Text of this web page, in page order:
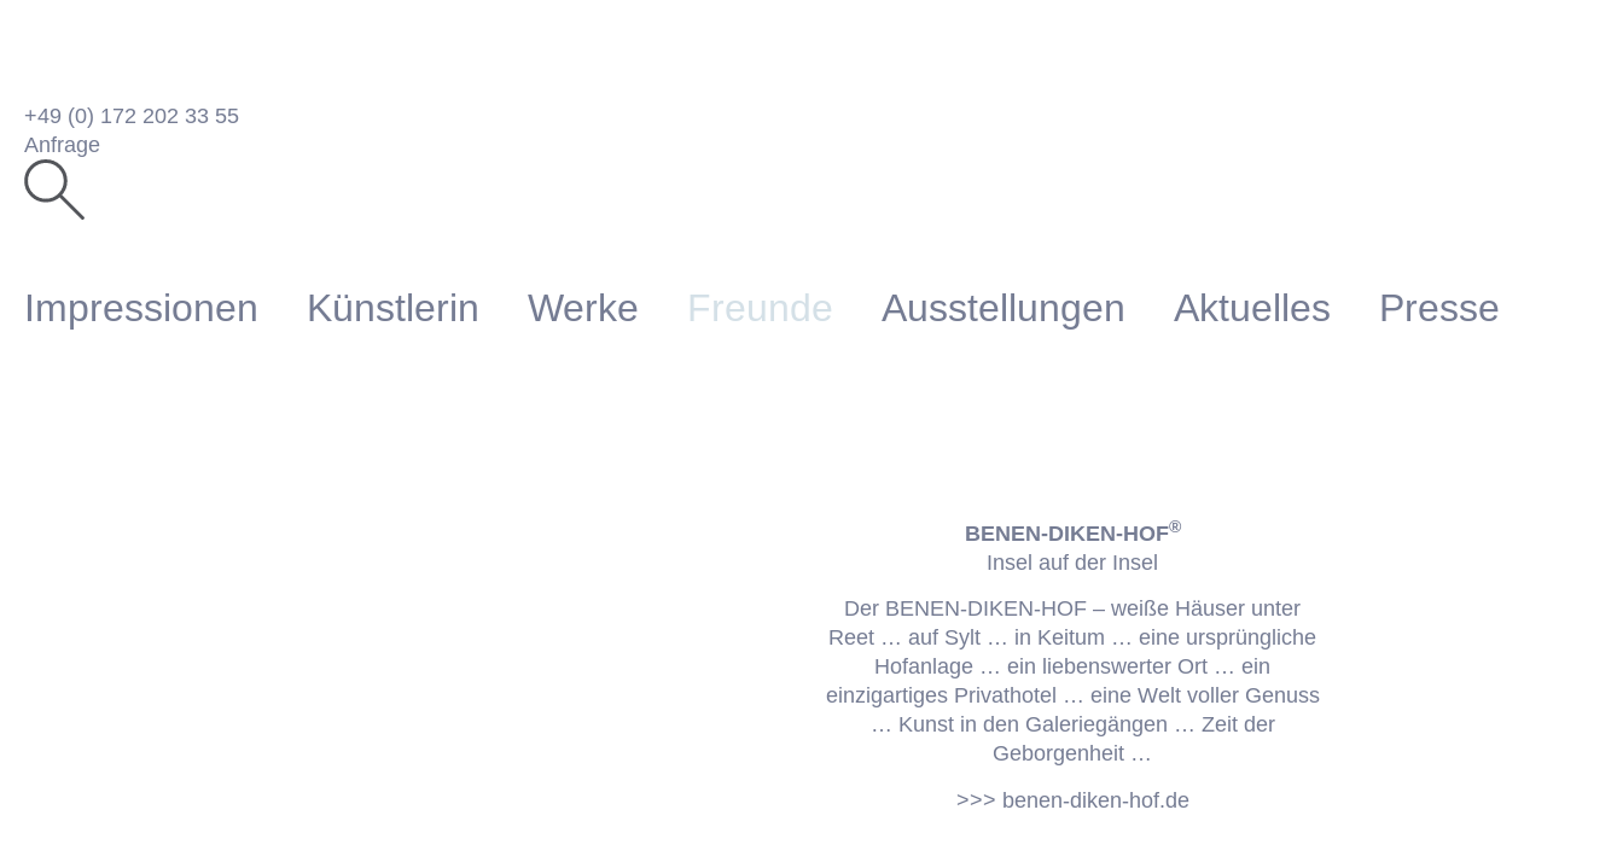
+49 (0) 172 202 33 55
Anfrage
Impressionen Künstlerin Werke Freunde Ausstellungen Aktuelles Presse
BENEN-DIKEN-HOF®
Insel auf der Insel
Der BENEN-DIKEN-HOF – weiße Häuser unter
Reet … auf Sylt … in Keitum … eine ursprüngliche
Hofanlage … ein liebenswerter Ort … ein
einzigartiges Privathotel … eine Welt voller Genuss
… Kunst in den Galeriegängen … Zeit der
Geborgenheit …
>>> benen-diken-hof.de